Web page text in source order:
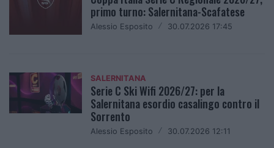
primo turno: Salernitana-Scafatese
Alessio Esposito / 30.07.2026 17:45
SALERNITANA
Serie C Ski Wifi 2026/27: per la
Salernitana esordio casalingo contro il
Sorrento
Alessio Esposito / 30.07.2026 12:11